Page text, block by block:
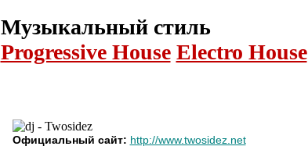
Музыкальный стиль
Progressive House Electro House
Официальный сайт: http://www.twosidez.net